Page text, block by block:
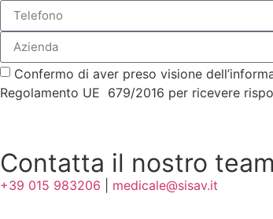
Confermo di aver preso visione
Regolamento UE 679/2016 per ricevere
Contatta il nostro team
+39 015 983206 medicale@sisav.it